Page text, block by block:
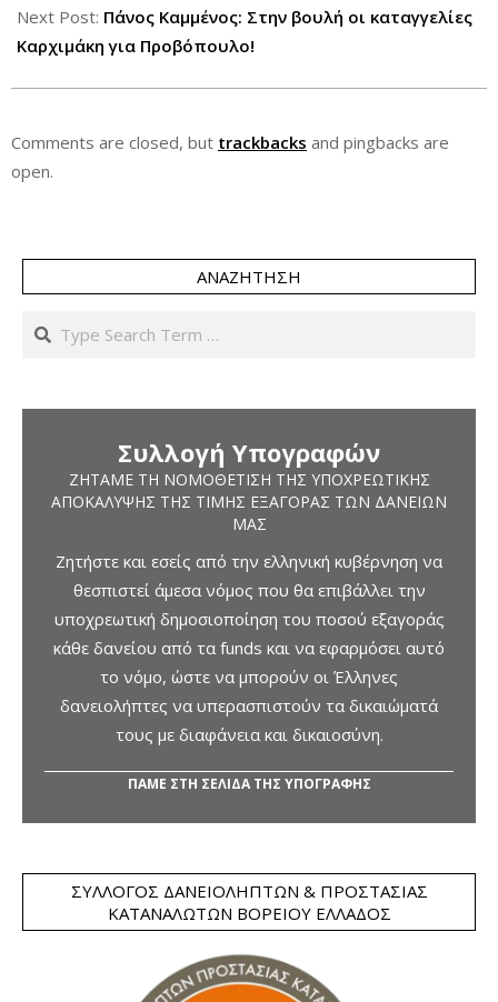
Next Post: Πάνος Καμμένος: Στην βουλή οι καταγγελίες
Καρχιμάκη για Προβόπουλο!
Comments are closed, but trackbacks and pingbacks are
open.
ΑΝΑΖΉΤΗΣΗ
Search
Συλλογή Υπογραφών
ΖΗΤΆΜΕ ΤΗ ΝΟΜΟΘΈΤΙΣΗ ΤΗΣ ΥΠΟΧΡΕΩΤΙΚΉΣ
ΑΠΟΚΆΛΥΨΗΣ ΤΗΣ ΤΙΜΉΣ ΕΞΑΓΟΡΆΣ ΤΩΝ ΔΑΝΕΊΩΝ
ΜΑΣ
Ζητήστε και εσείς από την ελληνική κυβέρνηση να
θεσπιστεί άμεσα νόμος που θα επιβάλλει την
υποχρεωτική δημοσιοποίηση του ποσού εξαγοράς
κάθε δανείου από τα funds και να εφαρμόσει αυτό
το νόμο, ώστε να μπορούν οι Έλληνες
δανειολήπτες να υπερασπιστούν τα δικαιώματά
τους με διαφάνεια και δικαιοσύνη.
ΠΑΜΕ ΣΤΗ ΣΕΛΙΔΑ ΤΗΣ ΥΠΟΓΡΑΦΗΣ
ΣΎΛΛΟΓΟΣ ΔΑΝΕΙΟΛΗΠΤΏΝ & ΠΡΟΣΤΑΣΊΑΣ
ΚΑΤΑΝΑΛΩΤΏΝ ΒΟΡΕΊΟΥ ΕΛΛΆΔΟΣ